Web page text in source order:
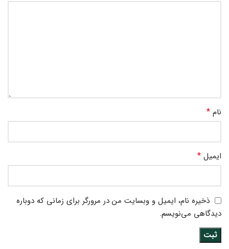
نام *
ایمیل *
ذخیره نام، ایمیل و وبسایت من در مرورگر برای زمانی که دوباره
دیدگاهی می‌نویسم.